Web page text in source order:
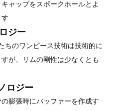
ャップをスポークホールとよ
ジー
ちのワンピース技術は技術的に
が、リムの剛性は少なくとも
ロジー
膨張時にバッファーを作成す